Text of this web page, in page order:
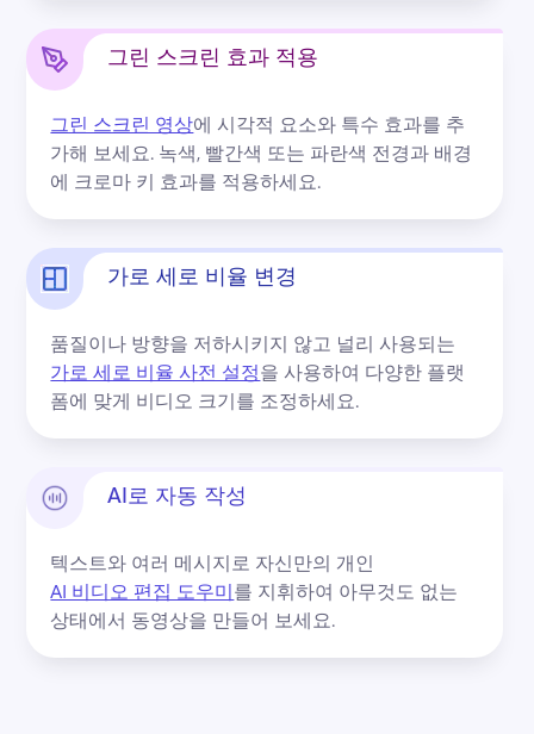
그린 스크린 효과 적용
그린 스크린 영상에 시각적 요소와 특수 효과를 추
가해 보세요. 녹색, 빨간색 또는 파란색 전경과 배경
에 크로마 키 효과를 적용하세요.
가로 세로 비율 변경
품질이나 방향을 저하시키지 않고 널리 사용되는
가로 세로 비율 사전 설정을 사용하여 다양한 플랫
폼에 맞게 비디오 크기를 조정하세요.
AI로 자동 작성
텍스트와 여러 메시지로 자신만의 개인
AI 비디오 편집 도우미를 지휘하여 아무것도 없는
상태에서 동영상을 만들어 보세요.